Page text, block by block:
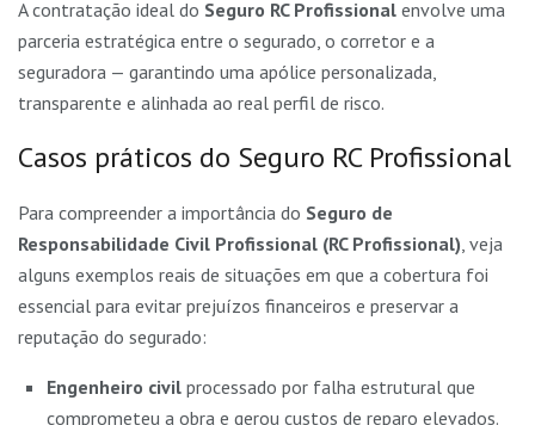
A contratação ideal do Seguro RC Profissional envolve uma
parceria estratégica entre o segurado, o corretor e a
seguradora — garantindo uma apólice personalizada,
transparente e alinhada ao real perfil de risco.
Casos práticos do Seguro RC Profissional
Para compreender a importância do Seguro de
Responsabilidade Civil Profissional (RC Profissional), veja
alguns exemplos reais de situações em que a cobertura foi
essencial para evitar prejuízos financeiros e preservar a
reputação do segurado:
Engenheiro civil processado por falha estrutural que
comprometeu a obra e gerou custos de reparo elevados.